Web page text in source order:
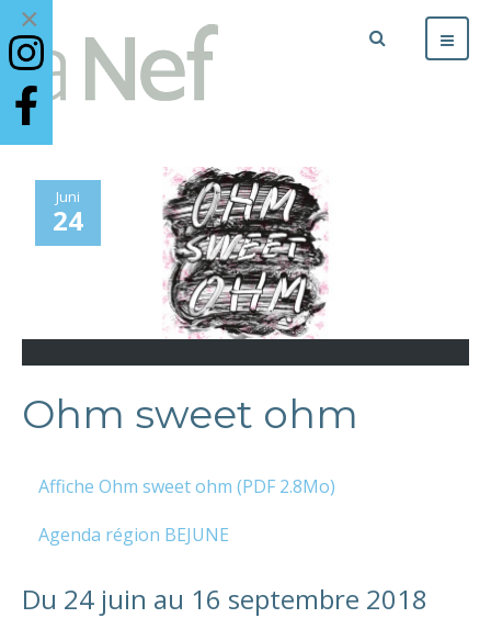
Juni
24
Ohm sweet ohm
Affiche Ohm sweet ohm (PDF 2.8Mo)
Agenda région BEJUNE
Du 24 juin au 16 septembre 2018
×